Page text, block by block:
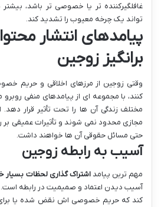
غافلگیرکننده تر یا خصوصی تر باشد،
تواند یک چرخه معیوب را تشدید کند.
پیامدهای انتشار
برانگیز زوجین
وقتی زوجین از مرزهای اخلاقی و حریم
کنند، با مجموعه ای از پیامدهای منفی
مختلف زندگی آن ها را تحت تأثیر قرار
مجازی محدود نمی شوند و تأثیرات عمیقی بر
حتی مسائل حقوقی آن ها خواهند داشت.
آسیب به رابطه زوجین
مهم ترین پیامداشتراک گذاری لحظات
آسیب دیدن اعتماد و صمیمیت در رابطه
کند که حریم خصوصی اش نقض شده یا برای